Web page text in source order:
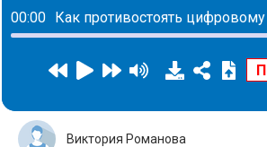
00:00
Виктория Романова